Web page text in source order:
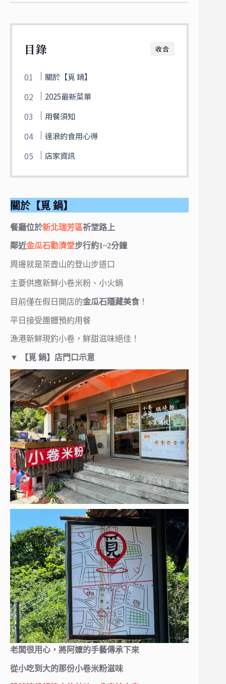
收合
目錄
關於【覓 鍋】
2025最新菜單
用餐須知
達浪的食用心得
店家資訊
關於【覓 鍋】
餐廳位於新北瑞芳區祈堂路上
鄰近金瓜石勸濟堂步行約1~2分鐘
周邊就是茶壺山的登山步道口
主要供應新鮮小卷米粉、小火鍋
目前僅在假日開店的金瓜石隱藏美食 ！
平日接受團體預約用餐
漁港新鮮現釣小卷，鮮甜滋味絕佳！
▼ 【覓 鍋】店門口示意
老闆很用心，將阿嬤的手藝傳承下來
從小吃到大的那份小卷米粉滋味